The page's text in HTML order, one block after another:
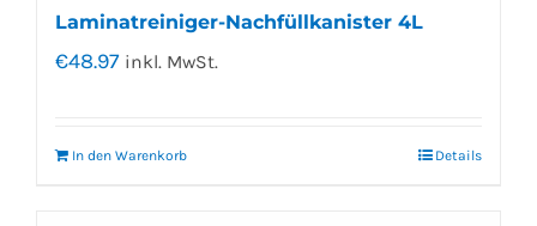
Laminatreiniger-Nachfüllkanister 4L
€48.97 inkl. MwSt.
In den Warenkorb Details